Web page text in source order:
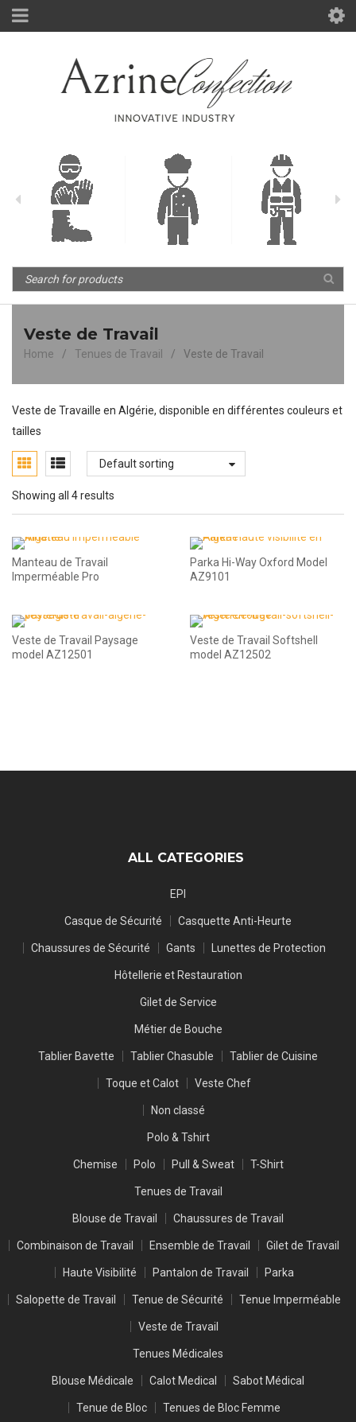
Veste de Travail
Home / Tenues de Travail / Veste de Travail
Veste de Travaille en Algérie, disponible en différentes couleurs et
tailles
Default sorting
Showing all 4 results
Manteau de Travail
Imperméable Pro
Parka Hi-Way Oxford Model
AZ9101
Veste de Travail Paysage
model AZ12501
Veste de Travail Softshell
model AZ12502
ALL CATEGORIES
EPI
Casque de Sécurité Casquette Anti-Heurte
Chaussures de Sécurité Gants Lunettes de Protection
Hôtellerie et Restauration
Gilet de Service
Métier de Bouche
Tablier Bavette Tablier Chasuble Tablier de Cuisine
Toque et Calot Veste Chef
Non classé
Polo & Tshirt
Chemise Polo Pull & Sweat T-Shirt
Tenues de Travail
Blouse de Travail Chaussures de Travail
Combinaison de Travail Ensemble de Travail Gilet de Travail
Haute Visibilité Pantalon de Travail Parka
Salopette de Travail Tenue de Sécurité Tenue Imperméable
Veste de Travail
Tenues Médicales
Blouse Médicale Calot Medical Sabot Médical
Tenue de Bloc Tenues de Bloc Femme